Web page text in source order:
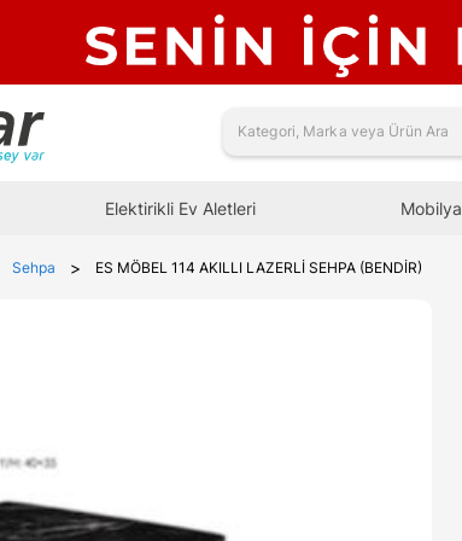
Elektirikli Ev Aletleri Mobilya
Sehpa > ES MÖBEL 114 AKILLI LAZERLİ SEHPA (BENDİR)